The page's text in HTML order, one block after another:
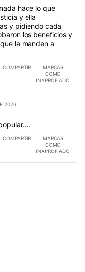
hace lo que
y ella
y pidiendo cada
los beneficios y
la manden a
COMPARTIR
MARCAR
COMO
INAPROPIADO
2026
COMPARTIR
MARCAR
COMO
INAPROPIADO